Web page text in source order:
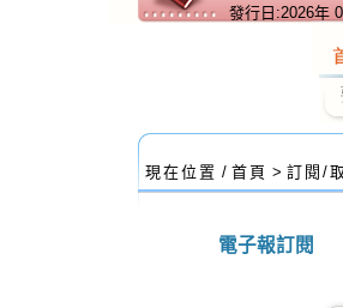
發行日:2026年
現在位置 / 首頁 > 訂閱/
電子報訂閱